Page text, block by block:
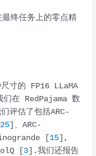
终任务上的零点精
寸的 FP16 LLaMA
们在 RedPajama 数
评估了包括ARC-
25 ]、ARC-
[ 15 ],
[ 3 ].我们还报告